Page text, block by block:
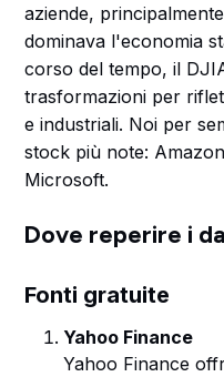
aziende,
dominava l'economia
corso del tempo, il
trasformazioni per
e industriali. Noi per
stock più note:
Microsoft.
Dove reperire i
Fonti gratuite
Yahoo Finance
Yahoo Finance